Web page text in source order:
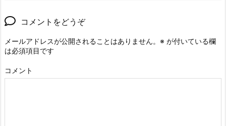
コメントをどうぞ
メールアドレスが公開されることはありません。 ※ が付いている欄
は必須項目です
コメント